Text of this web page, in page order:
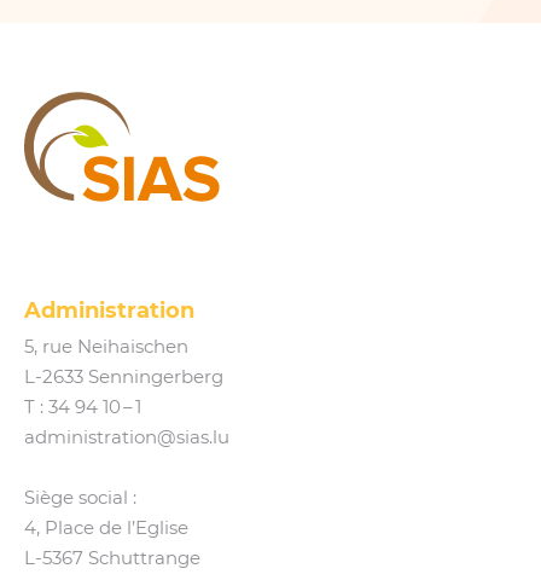
Administration
5, rue Neihaischen
L‑2633 Senningerberg
T : 34 94 10 – 1
administration@​sias.​lu
Siège social :
4, Place de l’Eglise
L‑5367 Schuttrange